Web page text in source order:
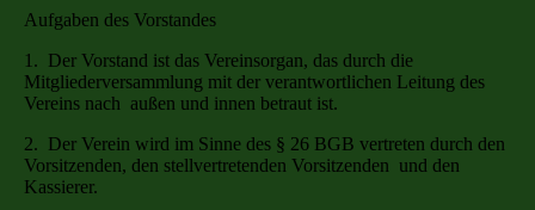
Aufgaben des Vorstandes
1. Der Vorstand ist das Vereinsorgan, das durch die
Mitgliederversammlung mit der verantwortlichen Leitung des
Vereins nach außen und innen betraut ist.
2. Der Verein wird im Sinne des § 26 BGB vertreten durch den
Vorsitzenden, den stellvertretenden Vorsitzenden und den
Kassierer.